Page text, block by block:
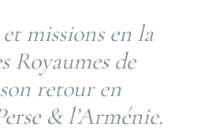
missions en la
Royaumes de
retour en
& l’Arménie.